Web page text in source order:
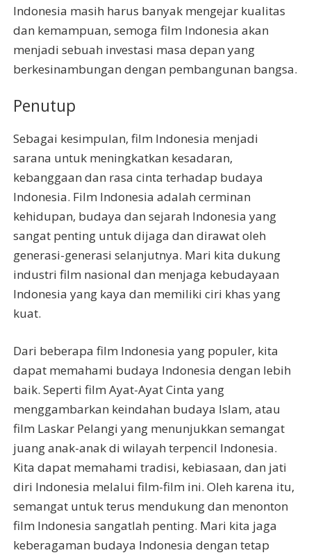
Indonesia masih harus banyak mengejar kualitas
dan kemampuan, semoga film Indonesia akan
menjadi sebuah investasi masa depan yang
berkesinambungan dengan pembangunan bangsa.
Penutup
Sebagai kesimpulan, film Indonesia menjadi
sarana untuk meningkatkan kesadaran,
kebanggaan dan rasa cinta terhadap budaya
Indonesia. Film Indonesia adalah cerminan
kehidupan, budaya dan sejarah Indonesia yang
sangat penting untuk dijaga dan dirawat oleh
generasi-generasi selanjutnya. Mari kita dukung
industri film nasional dan menjaga kebudayaan
Indonesia yang kaya dan memiliki ciri khas yang
kuat.
Dari beberapa film Indonesia yang populer, kita
dapat memahami budaya Indonesia dengan lebih
baik. Seperti film Ayat-Ayat Cinta yang
menggambarkan keindahan budaya Islam, atau
film Laskar Pelangi yang menunjukkan semangat
juang anak-anak di wilayah terpencil Indonesia.
Kita dapat memahami tradisi, kebiasaan, dan jati
diri Indonesia melalui film-film ini. Oleh karena itu,
semangat untuk terus mendukung dan menonton
film Indonesia sangatlah penting. Mari kita jaga
keberagaman budaya Indonesia dengan tetap